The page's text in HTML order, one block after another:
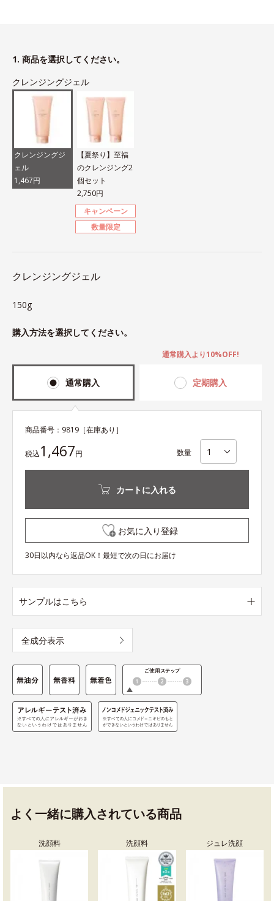
1. 商品を選択してください。
クレンジングジェル
クレンジングジ
ェル
1,467円
【夏祭り】至福
のクレンジング2
個セット
2,750円
キャンペーン
数量限定
クレンジングジェル
150g
購入方法を選択してください。
通常購入 定期購入
通常購入より10%OFF!
商品番号： 9819 ［在庫あり］
税込1,467円 数量
カートに入れる
お気に入り登録
30日以内なら返品OK！最短で次の日にお届け
サンプルはこちら
全成分表示
よく一緒に購入されている商品
洗顔料 洗顔料 ジュレ洗顔